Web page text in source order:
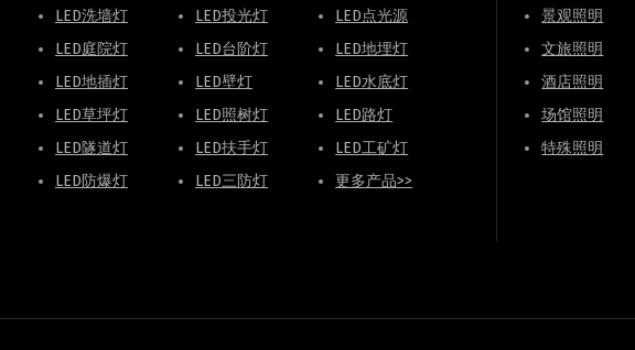
LED洗墙灯 LED投光灯
LED点光源
LED庭院灯
LED台阶灯
LED地埋灯
LED地插灯
LED壁灯
LED水底灯
LED草坪灯
LED照树灯
LED路灯
LED隧道灯
LED扶手灯
LED工矿灯
LED防爆灯
LED三防灯 更多产品>>
景观照明
文旅照明
酒店照明
场馆照明
特殊照明